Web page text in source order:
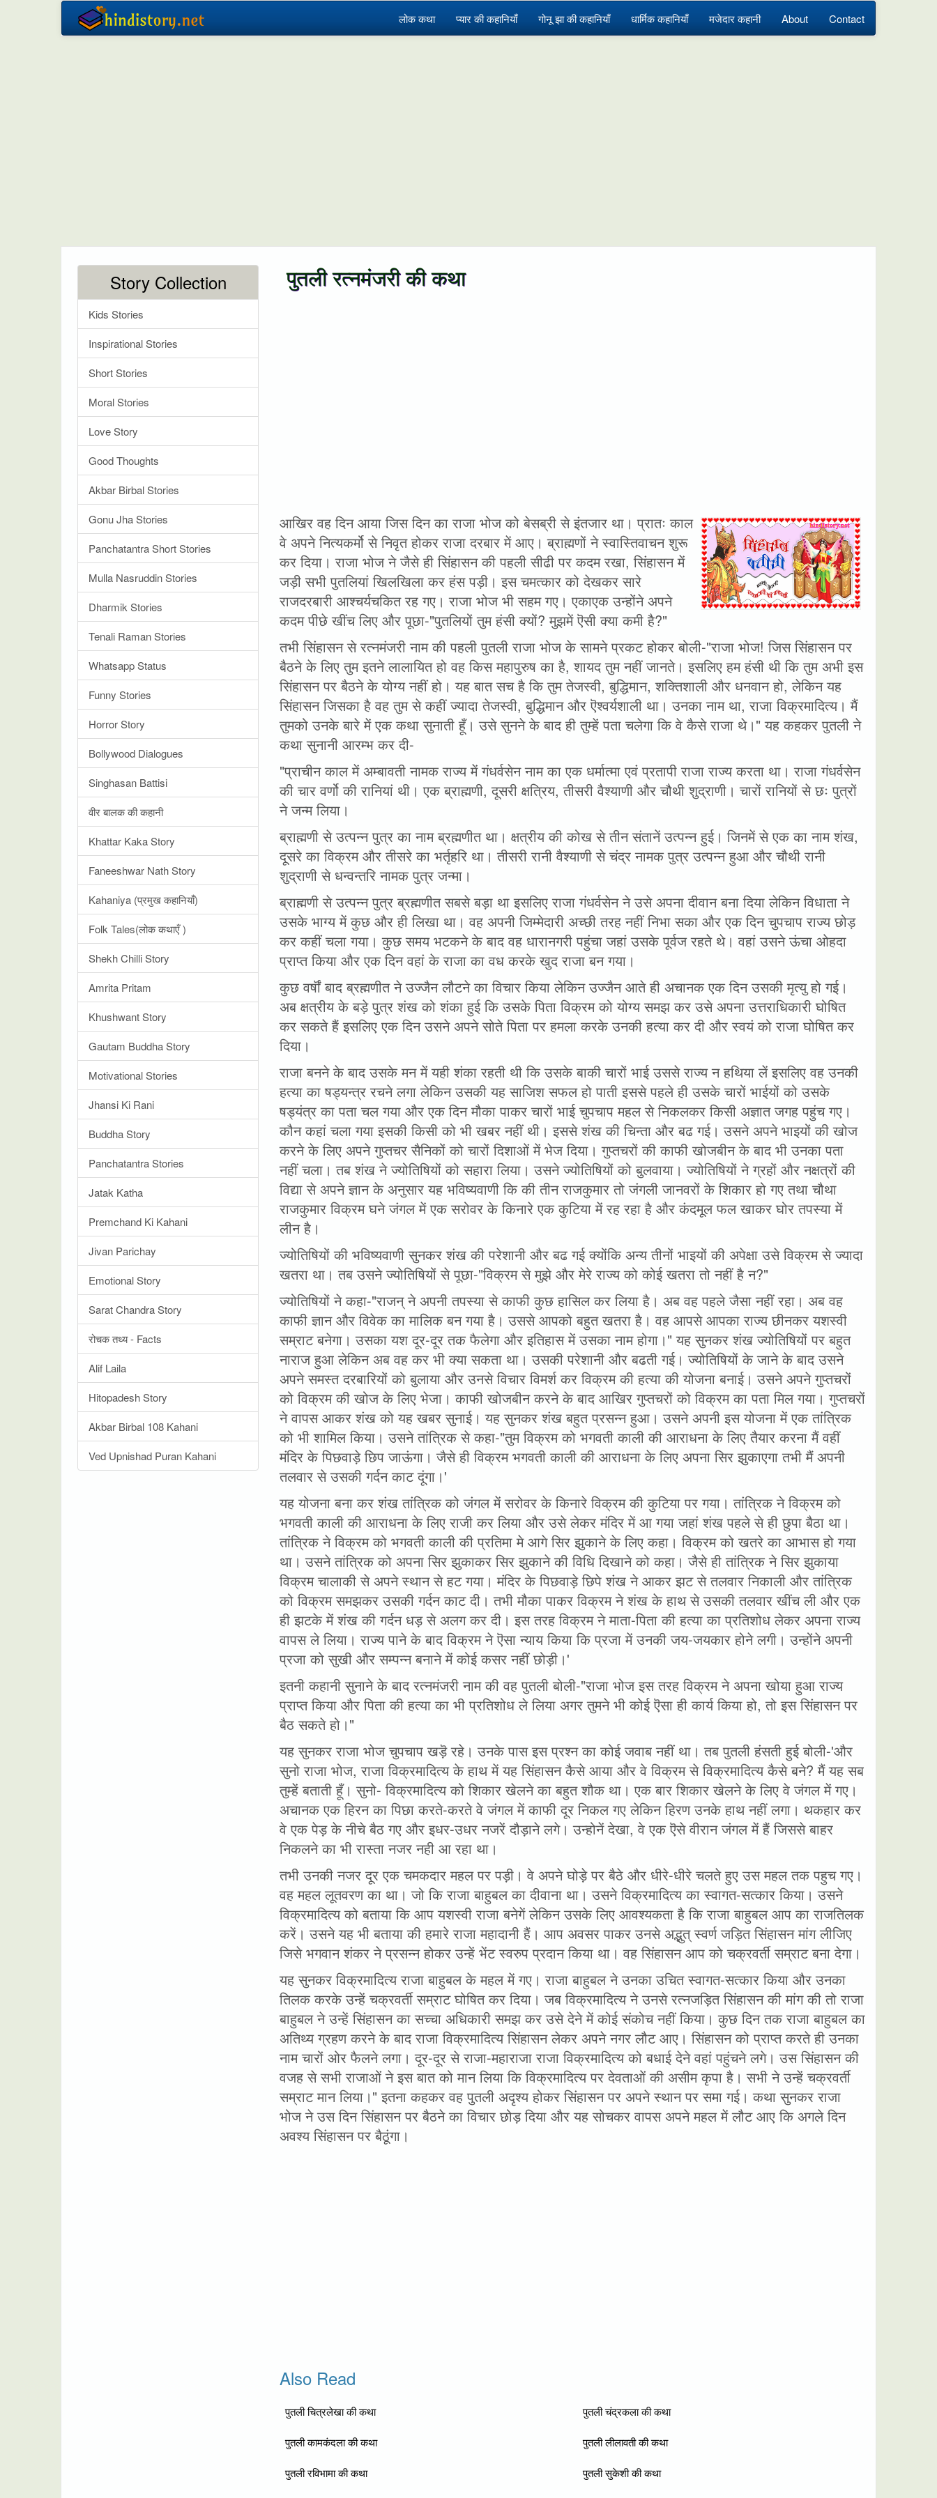
लोक कथा प्यार की कहानियाँ गोनू झा की कहानियाँ धार्मिक कहानियाँ मजेदार कहानी About Contact
पुतली रत्नमंजरी की कथा
आखिर वह दिन आया जिस दिन का राजा भोज को बेसब्री से इंतजार था। प्रातः काल
वे अपने नित्यकर्मो से निवृत होकर राजा दरबार में आए। ब्राह्मणों ने स्वास्तिवाचन शुरू
कर दिया। राजा भोज ने जैसे ही सिंहासन की पहली सीढी पर कदम रखा, सिंहासन में
जड़ी सभी पुतलियां खिलखिला कर हंस पड़ी। इस चमत्कार को देखकर सारे
राजदरबारी आश्चर्यचकित रह गए। राजा भोज भी सहम गए। एकाएक उन्होंने अपने
कदम पीछे खींच लिए और पूछा-"पुतलियों तुम हंसी क्यों? मुझमें ऎसी क्या कमी है?"
तभी सिंहासन से रत्नमंजरी नाम की पहली पुतली राजा भोज के सामने प्रकट होकर बोली-"राजा भोज! जिस सिंहासन पर
बैठने के लिए तुम इतने लालायित हो वह किस महापुरुष का है, शायद तुम नहीं जानते। इसलिए हम हंसी थी कि तुम अभी इस
सिंहासन पर बैठने के योग्य नहीं हो। यह बात सच है कि तुम तेजस्वी, बुद्धिमान, शक्तिशाली और धनवान हो, लेकिन यह
सिंहासन जिसका है वह तुम से कहीं ज्यादा तेजस्वी, बुद्धिमान और ऎश्वर्यशाली था। उनका नाम था, राजा विक्रमादित्य। मैं
तुमको उनके बारे में एक कथा सुनाती हूँ। उसे सुनने के बाद ही तुम्हें पता चलेगा कि वे कैसे राजा थे।" यह कहकर पुतली ने
कथा सुनानी आरम्भ कर दी-
"प्राचीन काल में अम्बावती नामक राज्य में गंधर्वसेन नाम का एक धर्मात्मा एवं प्रतापी राजा राज्य करता था। राजा गंधर्वसेन
की चार वर्णो की रानियां थी। एक ब्राह्मणी, दूसरी क्षत्रिय, तीसरी वैश्याणी और चौथी शुद्राणी। चारों रानियों से छः पुत्रों
ने जन्म लिया।
ब्राह्मणी से उत्पन्न पुत्र का नाम ब्रह्मणीत था। क्षत्रीय की कोख से तीन संतानें उत्पन्न हुई। जिनमें से एक का नाम शंख,
दूसरे का विक्रम और तीसरे का भर्तृहरि था। तीसरी रानी वैश्याणी से चंद्र नामक पुत्र उत्पन्न हुआ और चौथी रानी
शुद्राणी से धन्वन्तरि नामक पुत्र जन्मा।
ब्राह्मणी से उत्पन्न पुत्र ब्रह्मणीत सबसे बड़ा था इसलिए राजा गंधर्वसेन ने उसे अपना दीवान बना दिया लेकिन विधाता ने
उसके भाग्य में कुछ और ही लिखा था। वह अपनी जिम्मेदारी अच्छी तरह नहीं निभा सका और एक दिन चुपचाप राज्य छोड़
कर कहीं चला गया। कुछ समय भटकने के बाद वह धारानगरी पहुंचा जहां उसके पूर्वज रहते थे। वहां उसने ऊंचा ओहदा
प्राप्त किया और एक दिन वहां के राजा का वध करके खुद राजा बन गया।
कुछ वर्षॊं बाद ब्रह्मणीत ने उज्जैन लौटने का विचार किया लेकिन उज्जैन आते ही अचानक एक दिन उसकी मृत्यु हो गई।
अब क्षत्रीय के बड़े पुत्र शंख को शंका हुई कि उसके पिता विक्रम को योग्य समझ कर उसे अपना उत्तराधिकारी घोषित
कर सकते हैं इसलिए एक दिन उसने अपने सोते पिता पर हमला करके उनकी हत्या कर दी और स्वयं को राजा घोषित कर
दिया।
राजा बनने के बाद उसके मन में यही शंका रहती थी कि उसके बाकी चारों भाई उससे राज्य न हथिया लें इसलिए वह उनकी
हत्या का षड्यन्त्र रचने लगा लेकिन उसकी यह साजिश सफल हो पाती इससे पहले ही उसके चारों भाईयों को उसके
षड्यंत्र का पता चल गया और एक दिन मौका पाकर चारों भाई चुपचाप महल से निकलकर किसी अज्ञात जगह पहुंच गए।
कौन कहां चला गया इसकी किसी को भी खबर नहीं थी। इससे शंख की चिन्ता और बढ गई। उसने अपने भाइयों की खोज
करने के लिए अपने गुप्तचर सैनिकों को चारों दिशाओं में भेज दिया। गुप्तचरों की काफी खोजबीन के बाद भी उनका पता
नहीं चला। तब शंख ने ज्योतिषियों को सहारा लिया। उसने ज्योतिषियों को बुलवाया। ज्योतिषियों ने ग्रहों और नक्षत्रों की
विद्या से अपने ज्ञान के अनुसार यह भविष्यवाणी कि की तीन राजकुमार तो जंगली जानवरों के शिकार हो गए तथा चौथा
राजकुमार विक्रम घने जंगल में एक सरोवर के किनारे एक कुटिया में रह रहा है और कंदमूल फल खाकर घोर तपस्या में
लीन है।
ज्योतिषियों की भविष्यवाणी सुनकर शंख की परेशानी और बढ गई क्योंकि अन्य तीनों भाइयों की अपेक्षा उसे विक्रम से ज्यादा
खतरा था। तब उसने ज्योतिषियों से पूछा-"विक्रम से मुझे और मेरे राज्य को कोई खतरा तो नहीं है न?"
ज्योतिषियों ने कहा-"राजन् ने अपनी तपस्या से काफी कुछ हासिल कर लिया है। अब वह पहले जैसा नहीं रहा। अब वह
काफी ज्ञान और विवेक का मालिक बन गया है। उससे आपको बहुत खतरा है। वह आपसे आपका राज्य छीनकर यशस्वी
सम्राट बनेगा। उसका यश दूर-दूर तक फैलेगा और इतिहास में उसका नाम होगा।" यह सुनकर शंख ज्योतिषियों पर बहुत
नाराज हुआ लेकिन अब वह कर भी क्या सकता था। उसकी परेशानी और बढती गई। ज्योतिषियों के जाने के बाद उसने
अपने समस्त दरबारियों को बुलाया और उनसे विचार विमर्श कर विक्रम की हत्या की योजना बनाई। उसने अपने गुप्तचरों
को विक्रम की खोज के लिए भेजा। काफी खोजबीन करने के बाद आखिर गुप्तचरों को विक्रम का पता मिल गया। गुप्तचरों
ने वापस आकर शंख को यह खबर सुनाई। यह सुनकर शंख बहुत प्रसन्न हुआ। उसने अपनी इस योजना में एक तांत्रिक
को भी शामिल किया। उसने तांत्रिक से कहा-"तुम विक्रम को भगवती काली की आराधना के लिए तैयार करना मैं वहीं
मंदिर के पिछवाड़े छिप जाऊंगा। जैसे ही विक्रम भगवती काली की आराधना के लिए अपना सिर झुकाएगा तभी मैं अपनी
तलवार से उसकी गर्दन काट दूंगा।'
यह योजना बना कर शंख तांत्रिक को जंगल में सरोवर के किनारे विक्रम की कुटिया पर गया। तांत्रिक ने विक्रम को
भगवती काली की आराधना के लिए राजी कर लिया और उसे लेकर मंदिर में आ गया जहां शंख पहले से ही छुपा बैठा था।
तांत्रिक ने विक्रम को भगवती काली की प्रतिमा मे आगे सिर झुकाने के लिए कहा। विक्रम को खतरे का आभास हो गया
था। उसने तांत्रिक को अपना सिर झुकाकर सिर झुकाने की विधि दिखाने को कहा। जैसे ही तांत्रिक ने सिर झुकाया
विक्रम चालाकी से अपने स्थान से हट गया। मंदिर के पिछवाड़े छिपे शंख ने आकर झट से तलवार निकाली और तांत्रिक
को विक्रम समझकर उसकी गर्दन काट दी। तभी मौका पाकर विक्रम ने शंख के हाथ से उसकी तलवार खींच ली और एक
ही झटके में शंख की गर्दन धड़ से अलग कर दी। इस तरह विक्रम ने माता-पिता की हत्या का प्रतिशोध लेकर अपना राज्य
वापस ले लिया। राज्य पाने के बाद विक्रम ने ऎसा न्याय किया कि प्रजा में उनकी जय-जयकार होने लगी। उन्होंने अपनी
प्रजा को सुखी और सम्पन्न बनाने में कोई कसर नहीं छोड़ी।'
इतनी कहानी सुनाने के बाद रत्नमंजरी नाम की वह पुतली बोली-"राजा भोज इस तरह विक्रम ने अपना खोया हुआ राज्य
प्राप्त किया और पिता की हत्या का भी प्रतिशोध ले लिया अगर तुमने भी कोई ऎसा ही कार्य किया हो, तो इस सिंहासन पर
बैठ सकते हो।"
यह सुनकर राजा भोज चुपचाप खड़ॆ रहे। उनके पास इस प्रश्न का कोई जवाब नहीं था। तब पुतली हंसती हुई बोली-'और
सुनो राजा भोज, राजा विक्रमादित्य के हाथ में यह सिंहासन कैसे आया और वे विक्रम से विक्रमादित्य कैसे बने? मैं यह सब
तुम्हें बताती हूँ। सुनो- विक्रमादित्य को शिकार खेलने का बहुत शौक था। एक बार शिकार खेलने के लिए वे जंगल में गए।
अचानक एक हिरन का पिछा करते-करते वे जंगल में काफी दूर निकल गए लेकिन हिरण उनके हाथ नहीं लगा। थकहार कर
वे एक पेड़ के नीचे बैठ गए और इधर-उधर नजरें दौड़ाने लगे। उन्होनें देखा, वे एक ऎसे वीरान जंगल में हैं जिससे बाहर
निकलने का भी रास्ता नजर नही आ रहा था।
तभी उनकी नजर दूर एक चमकदार महल पर पड़ी। वे अपने घोड़े पर बैठे और धीरे-धीरे चलते हुए उस महल तक पहुच गए।
वह महल लूतवरण का था। जो कि राजा बाहुबल का दीवाना था। उसने विक्रमादित्य का स्वागत-सत्कार किया। उसने
विक्रमादित्य को बताया कि आप यशस्वी राजा बनेगें लेकिन उसके लिए आवश्यकता है कि राजा बाहुबल आप का राजतिलक
करें। उसने यह भी बताया की हमारे राजा महादानी हैं। आप अवसर पाकर उनसे अद्भुत् स्वर्ण जड़ित सिंहासन मांग लीजिए
जिसे भगवान शंकर ने प्रसन्न होकर उन्हें भेंट स्वरुप प्रदान किया था। वह सिंहासन आप को चक्रवर्ती सम्राट बना देगा।
यह सुनकर विक्रमादित्य राजा बाहुबल के महल में गए। राजा बाहुबल ने उनका उचित स्वागत-सत्कार किया और उनका
तिलक करके उन्हें चक्रवर्ती सम्राट घोषित कर दिया। जब विक्रमादित्य ने उनसे रत्नजड़ित सिंहासन की मांग की तो राजा
बाहुबल ने उन्हें सिंहासन का सच्चा अधिकारी समझ कर उसे देने में कोई संकोच नहीं किया। कुछ दिन तक राजा बाहुबल का
अतिथ्य ग्रहण करने के बाद राजा विक्रमादित्य सिंहासन लेकर अपने नगर लौट आए। सिंहासन को प्राप्त करते ही उनका
नाम चारों ओर फैलने लगा। दूर-दूर से राजा-महाराजा राजा विक्रमादित्य को बधाई देने वहां पहुंचने लगे। उस सिंहासन की
वजह से सभी राजाओं ने इस बात को मान लिया कि विक्रमादित्य पर देवताओं की असीम कृपा है। सभी ने उन्हें चक्रवर्ती
सम्राट मान लिया।" इतना कहकर वह पुतली अदृश्य होकर सिंहासन पर अपने स्थान पर समा गई। कथा सुनकर राजा
भोज ने उस दिन सिंहासन पर बैठने का विचार छोड़ दिया और यह सोचकर वापस अपने महल में लौट आए कि अगले दिन
अवश्य सिंहासन पर बैठूंगा।
Also Read
पुतली चित्रलेखा की कथा पुतली चंद्रकला की कथा
पुतली कामकंदला की कथा पुतली लीलावती की कथा
पुतली रविभामा की कथा पुतली सुकेशी की कथा
Story Collection
Kids Stories
Inspirational Stories
Short Stories
Moral Stories
Love Story
Good Thoughts
Akbar Birbal Stories
Gonu Jha Stories
Panchatantra Short Stories
Mulla Nasruddin Stories
Dharmik Stories
Tenali Raman Stories
Whatsapp Status
Funny Stories
Horror Story
Bollywood Dialogues
Singhasan Battisi
वीर बालक की कहानी
Khattar Kaka Story
Faneeshwar Nath Story
Kahaniya (प्रमुख कहानियाँ)
Folk Tales(लोक कथाएँ )
Shekh Chilli Story
Amrita Pritam
Khushwant Story
Gautam Buddha Story
Motivational Stories
Jhansi Ki Rani
Buddha Story
Panchatantra Stories
Jatak Katha
Premchand Ki Kahani
Jivan Parichay
Emotional Story
Sarat Chandra Story
रोचक तथ्य - Facts
Alif Laila
Hitopadesh Story
Akbar Birbal 108 Kahani
Ved Upnishad Puran Kahani